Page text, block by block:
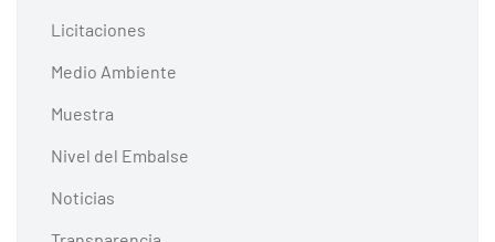
Licitaciones
Medio Ambiente
Muestra
Nivel del Embalse
Noticias